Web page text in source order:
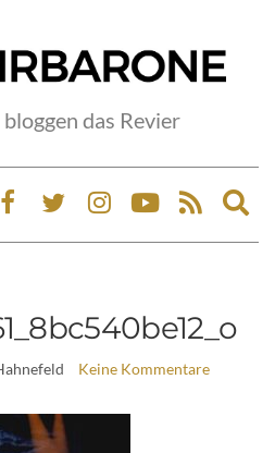
das Revier
Keine Kommentare